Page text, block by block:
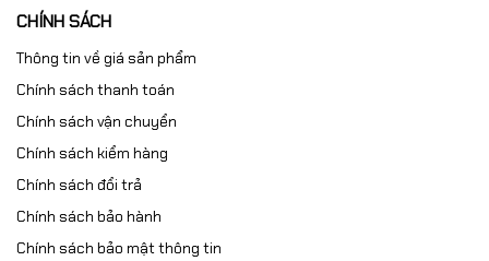
CHÍNH SÁCH
Thông tin về giá sản phẩm
Chính sách thanh toán
Chính sách vận chuyển
Chính sách kiểm hàng
Chính sách đổi trả
Chính sách bảo hành
Chính sách bảo mật thông tin